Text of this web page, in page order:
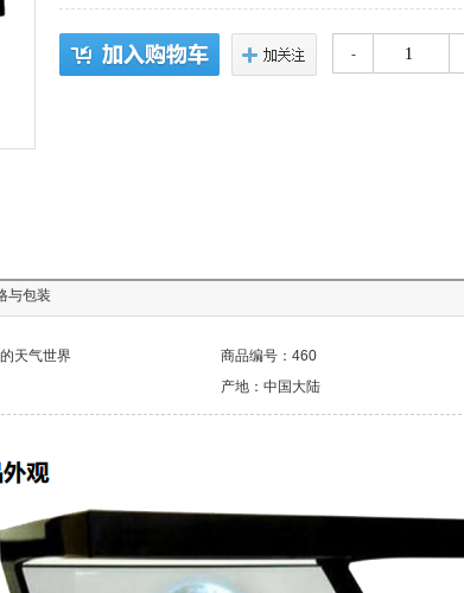
-
与包装
天气世界 商品编号：460
产地：中国大陆